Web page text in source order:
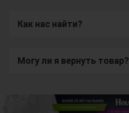
Как нас найти?
Могу ли я вернуть товар?